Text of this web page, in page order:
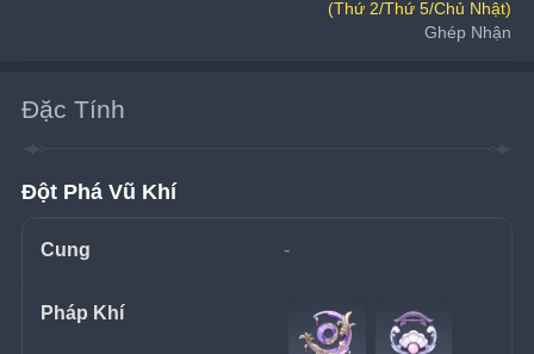
(Thứ 2/Thứ 5/Chủ Nhật)
Ghép Nhận
Đặc Tính
Đột Phá Vũ Khí
Cung -
Pháp Khí